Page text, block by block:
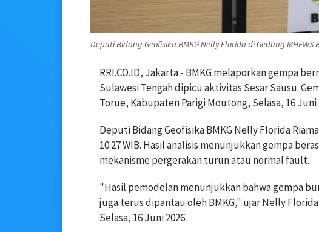
Deputi Bidang Geofisika BMKG Nelly Florida di Gedung MHEWS
RRI.CO.ID, Jakarta - BMKG melaporkan gempa
Sulawesi Tengah dipicu aktivitas Sesar Sausu.
Torue, Kabupaten Parigi Moutong, Selasa, 16 Juni
Deputi Bidang Geofisika BMKG Nelly Florida
10.27 WIB. Hasil analisis menunjukkan gempa
mekanisme pergerakan turun atau normal fault.
"Hasil pemodelan menunjukkan bahwa gempa
juga terus dipantau oleh BMKG," ujar Nelly
Selasa, 16 Juni 2026.